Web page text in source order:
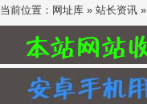
当前位置： 网址库 » 站长资讯 »